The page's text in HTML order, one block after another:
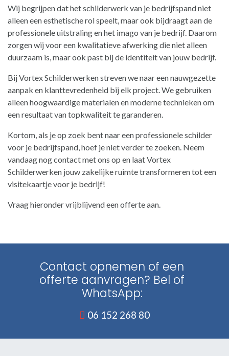
Wij begrijpen dat het schilderwerk van je bedrijfspand niet
alleen een esthetische rol speelt, maar ook bijdraagt aan de
professionele uitstraling en het imago van je bedrijf. Daarom
zorgen wij voor een kwalitatieve afwerking die niet alleen
duurzaam is, maar ook past bij de identiteit van jouw bedrijf.
Bij Vortex Schilderwerken streven we naar een nauwgezette
aanpak en klanttevredenheid bij elk project. We gebruiken
alleen hoogwaardige materialen en moderne technieken om
een resultaat van topkwaliteit te garanderen.
Kortom, als je op zoek bent naar een professionele schilder
voor je bedrijfspand, hoef je niet verder te zoeken. Neem
vandaag nog contact met ons op en laat Vortex
Schilderwerken jouw zakelijke ruimte transformeren tot een
visitekaartje voor je bedrijf!
Vraag hieronder vrijblijvend een offerte aan.
Contact opnemen of een
offerte aanvragen? Bel of
WhatsApp:
06 152 268 80